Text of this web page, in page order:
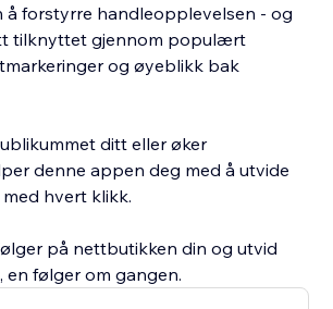
å forstyrre handleopplevelsen - og
tilknyttet gjennom populært
og øyeblikk bak
ditt eller øker
denne appen deg med å utvide
hvert klikk.
på nettbutikken din og utvid
en følger om gangen.